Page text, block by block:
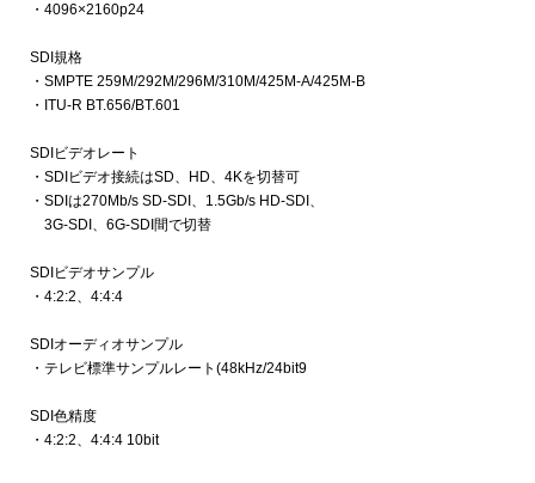
・4096×2160p24
SDI規格
・SMPTE 259M/292M/296M/310M/425M-A/425M-B
・ITU-R BT.656/BT.601
SDIビデオレート
・SDIビデオ接続はSD、HD、4Kを切替可
・SDIは270Mb/s SD-SDI、1.5Gb/s HD-SDI、
3G-SDI、6G-SDI間で切替
SDIビデオサンプル
・4:2:2、4:4:4
SDIオーディオサンプル
・テレビ標準サンプルレート(48kHz/24bit9
SDI色精度
・4:2:2、4:4:4 10bit